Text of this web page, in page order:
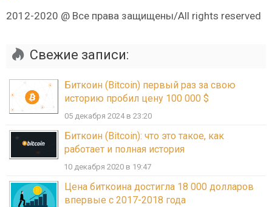
2012-2020 @ Все права защищены/All rights reserved
Свежие записи:
Биткоин (Bitcoin) первый раз за свою
историю пробил цену 100 000 $
05 декабря 2024 в 23:20
Биткоин (Bitcoin): что это такое, как
работает и полная история
10 декабря 2020 в 19:47
Цена биткоина достигла 18 000 долларов
впервые с 2017-2018 года